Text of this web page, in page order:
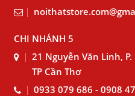
CHI NHÁNH 5
21 Nguyễn Văn Linh,
TP Cần Thơ
0933 079 686 - 0908